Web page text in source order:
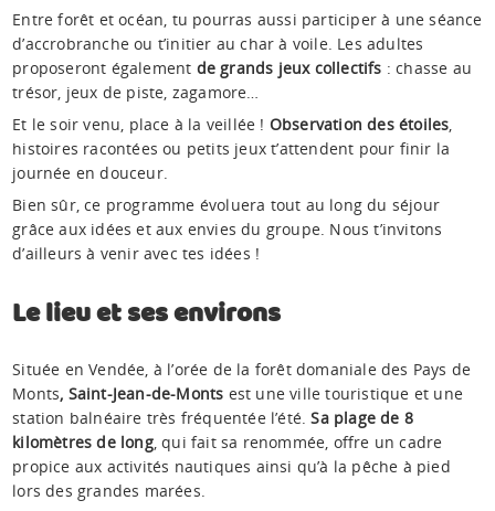
Entre forêt et océan, tu pourras aussi participer à une séance
d’accrobranche ou t’initier au char à voile. Les adultes
proposeront également de grands jeux collectifs : chasse au
trésor, jeux de piste, zagamore…
Et le soir venu, place à la veillée ! Observation des étoiles,
histoires racontées ou petits jeux t’attendent pour finir la
journée en douceur.
Bien sûr, ce programme évoluera tout au long du séjour
grâce aux idées et aux envies du groupe. Nous t’invitons
d’ailleurs à venir avec tes idées !
Le lieu et ses environs
Située en Vendée, à l’orée de la forêt domaniale des Pays de
Monts, Saint-Jean-de-Monts est une ville touristique et une
station balnéaire très fréquentée l’été.Sa plage de 8
kilomètres de long, qui fait sa renommée, offre un cadre
propice aux activités nautiques ainsi qu’à la pêche à pied
lors des grandes marées.